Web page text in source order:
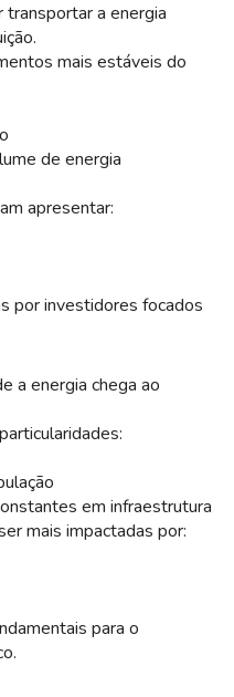
a energia
mais estáveis do
de energia
apresentar:
por investidores focados
a energia chega ao
em infraestrutura
mais impactadas por:
para o